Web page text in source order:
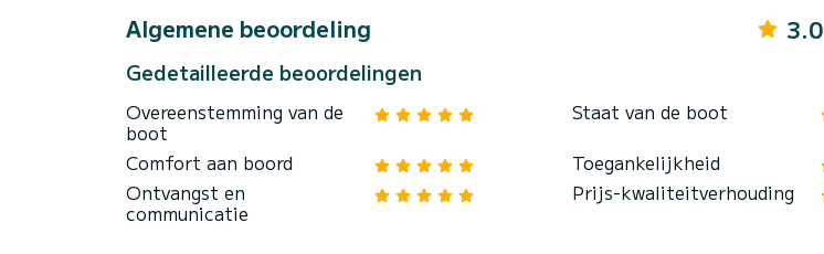
Algemene beoordeling 3.0
Gedetailleerde beoordelingen
Overeenstemming van de
boot
Staat van de boot
Comfort aan boord
Toegankelijkheid
Ontvangst en
communicatie
Prijs-kwaliteitverhouding